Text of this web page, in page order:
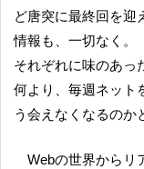
ど唐突に最終回を迎
情報も、一切なく。
それぞれに味のあっ
何より、毎週ネット
う会えなくなるのか
Webの世界からリアルの世界に目を移せば、ハロプロから